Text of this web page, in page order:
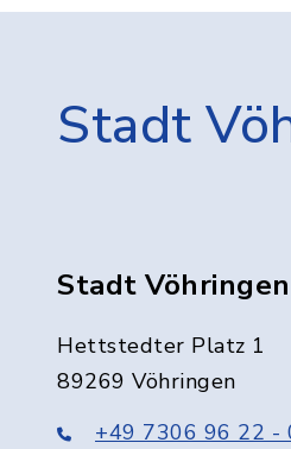
Stadt
Stadt Vöhringen
Hettstedter Platz 1
89269 Vöhringen
+49 7306 96 22 -